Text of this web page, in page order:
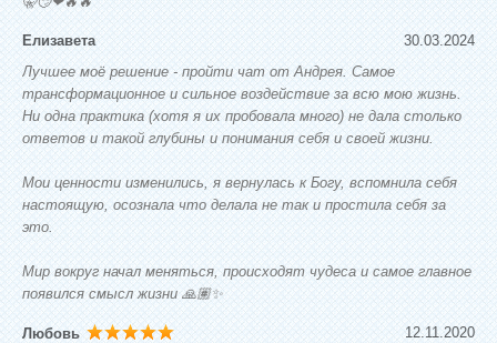
30.03.2024
Елизавета
Лучшее моё решение - пройти чат от Андрея. Самое
трансформационное и сильное воздействие за всю мою жизнь.
Ни одна практика (хотя я их пробовала много) не дала столько
ответов и такой глубины и понимания себя и своей жизни.
Мои ценности изменились, я вернулась к Богу, вспомнила себя
настоящую, осознала что делала не так и простила себя за
это.
Мир вокруг начал меняться, происходят чудеса и самое главное
появился смысл жизни 🙏🏽✨
12.11.2020
Любовь